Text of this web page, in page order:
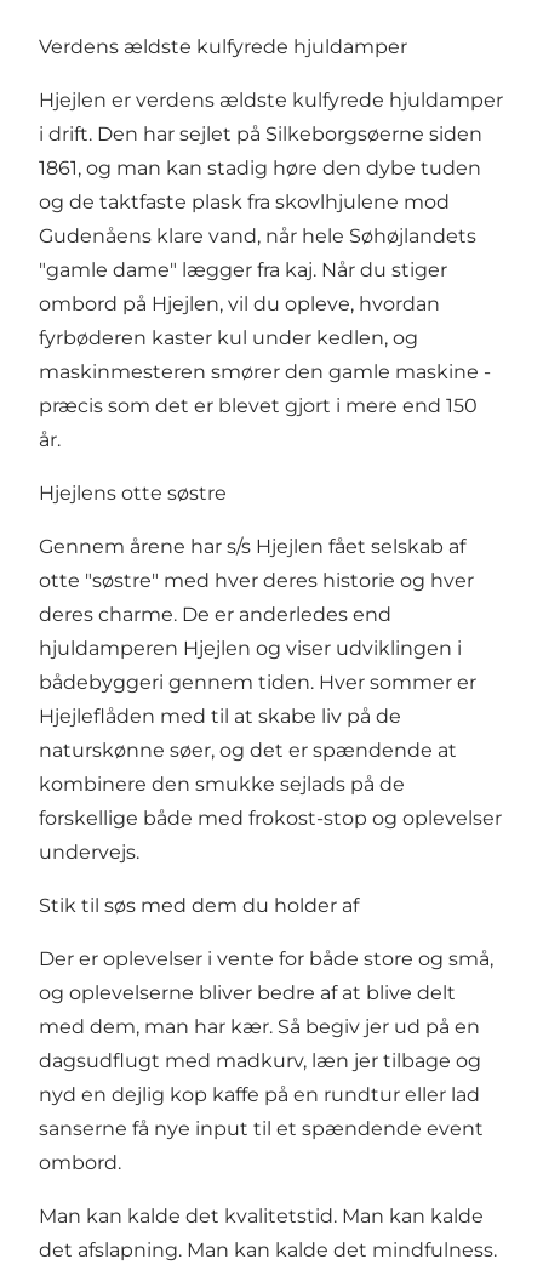
Verdens ældste kulfyrede hjuldamper
Hjejlen er verdens ældste kulfyrede hjuldamper
i drift. Den har sejlet på Silkeborgsøerne siden
1861, og man kan stadig høre den dybe tuden
og de taktfaste plask fra skovlhjulene mod
Gudenåens klare vand, når hele Søhøjlandets
"gamle dame" lægger fra kaj. Når du stiger
ombord på Hjejlen, vil du opleve, hvordan
fyrbøderen kaster kul under kedlen, og
maskinmesteren smører den gamle maskine -
præcis som det er blevet gjort i mere end 150
år.
Hjejlens otte søstre
Gennem årene har s/s Hjejlen fået selskab af
otte "søstre" med hver deres historie og hver
deres charme. De er anderledes end
hjuldamperen Hjejlen og viser udviklingen i
bådebyggeri gennem tiden. Hver sommer er
Hjejleflåden med til at skabe liv på de
naturskønne søer, og det er spændende at
kombinere den smukke sejlads på de
forskellige både med frokost-stop og oplevelser
undervejs.
Stik til søs med dem du holder af
Der er oplevelser i vente for både store og små,
og oplevelserne bliver bedre af at blive delt
med dem, man har kær. Så begiv jer ud på en
dagsudflugt med madkurv, læn jer tilbage og
nyd en dejlig kop kaffe på en rundtur eller lad
sanserne få nye input til et spændende event
ombord.
Man kan kalde det kvalitetstid. Man kan kalde
det afslapning. Man kan kalde det mindfulness.